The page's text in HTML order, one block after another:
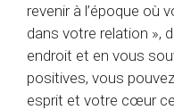
revenir à l’époque où
dans votre relation »,
endroit et en vous
positives, vous
esprit et votre cœur